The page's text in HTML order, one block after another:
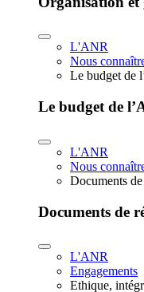
L'ANR
Nous
Le budget de
Le budget de
L'ANR
Nous
Documents
Documents de
L'ANR
Engagements
Ethique,